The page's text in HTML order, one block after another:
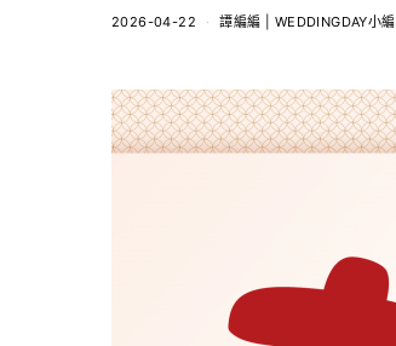
2026-04-22 譚編編 | WEDDINGDAY小編